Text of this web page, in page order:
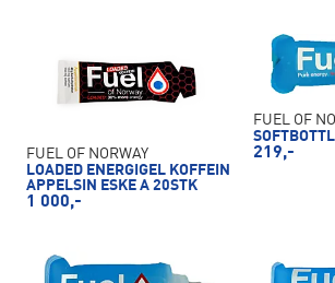
FUEL OF NORWAY
LOADED ENERGIGEL KOFFEIN
APPELSIN ESKE A 20STK
1 000,-
FUEL OF
219,-